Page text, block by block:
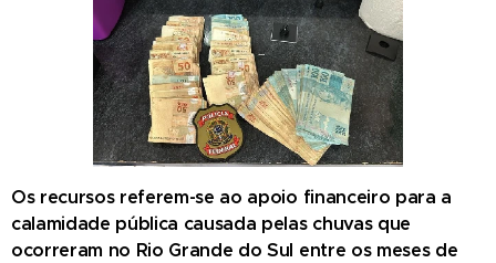
Os recursos referem-se ao apoio financeiro para a
calamidade pública causada pelas chuvas que
ocorreram no Rio Grande do Sul entre os meses de